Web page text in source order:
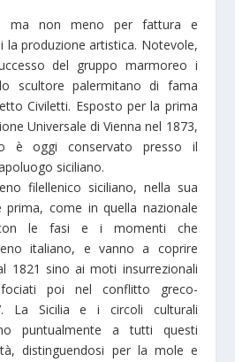
ma non meno per fattura e
la produzione artistica. Notevole,
del gruppo marmoreo i
scultore palermitano di fama
Civiletti. Esposto per la prima
Universale di Vienna nel 1873,
è oggi conservato presso il
siciliano.
filellenico siciliano, nella sua
prima, come in quella nazionale
le fasi e i momenti che
italiano, e vanno a coprire
1821 sino ai moti insurrezionali
poi nel conflitto greco-
La Sicilia e i circoli culturali
puntualmente a tutti questi
distinguendosi per la mole e